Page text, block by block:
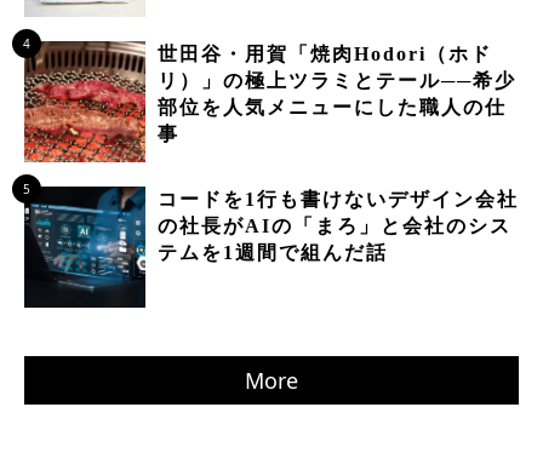
4
世田谷・用賀「焼肉Hodori（ホド
リ）」の極上ツラミとテール──希少
部位を人気メニューにした職人の仕
事
5
コードを1行も書けないデザイン会社
の社長がAIの「まろ」と会社のシス
テムを1週間で組んだ話
More